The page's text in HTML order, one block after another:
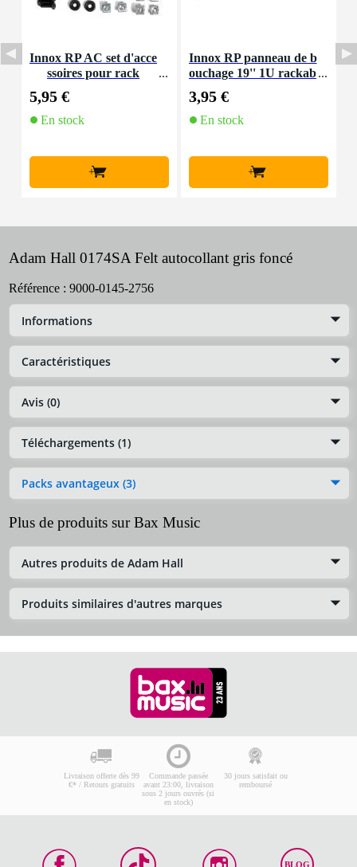
Innox RP AC set d'acce
ssoires pour rack
5,95 €
En stock
+
Innox RP panneau de b
ouchage 19'' 1U rackab
3,95 €
En stock
+
Adam Hall 0174SA Felt autocollant gris foncé
Référence : 9000-0145-2756
Informations
Caractéristiques
Avis (0)
Téléchargements (1)
Packs avantageux (3)
Plus de produits sur Bax Music
Autres produits de Adam Hall
Produits similaires d'autres marques
Livraison offerte dès 99
€* / Retours gratuits
Commande passée
avant 23:00, livraison
sous 2 jours ouvrés (si
en stock)
30 jours satisfait ou
remboursé
BLOG